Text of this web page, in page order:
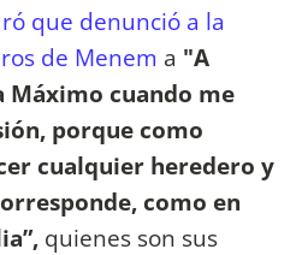
que denunció a la
de Menem a "A
Máximo cuando me
porque como
cualquier heredero y
como en
quienes son sus